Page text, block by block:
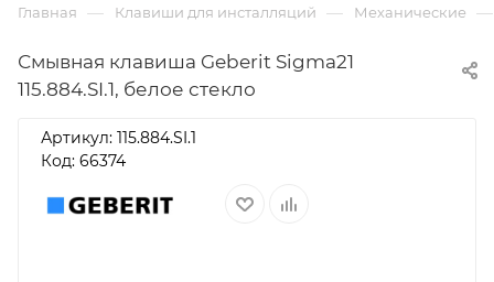
Главная — Клавиши для инсталляций — Механические —
Смывнaя клавиша Geberit Sigma21
115.884.SI.1, белое стекло
Артикул: 115.884.SI.1
Код: 66374